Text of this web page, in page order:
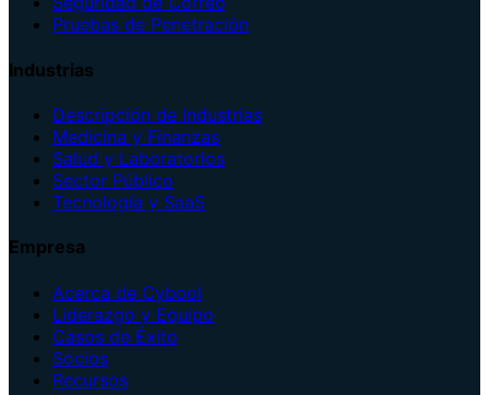
Pruebas de Penetración
Industrias
Descripción de Industrias
Medicina y Finanzas
Salud y Laboratorios
Sector Público
Tecnología y SaaS
Empresa
Acerca de Cybool
Liderazgo y Equipo
Casos de Éxito
Socios
Recursos